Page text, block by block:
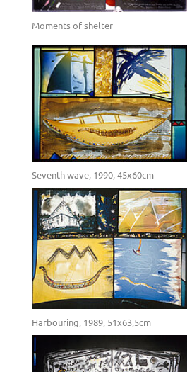
Moments of shelter
Seventh wave, 1990, 45x60cm
Harbouring, 1989, 51x63,5cm